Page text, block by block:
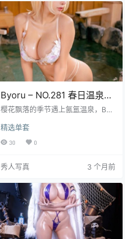
下的反光 高清图集里捕捉到了太多
要命的瞬间 比如她咬着嘴唇解开丝
绒颈环的慢动作 或者抬腿时吊带袜
蕾丝边陷入大腿软肉的细节 二十多
段视频更是…
Byoru – NO.281 春日温泉
[48P13V-2.85GB]
樱花飘落的季节遇上氤氲温泉，Byo
象一下雾气缭绕的木质浴槽，水珠
沿着她瓷白的肌肤滑落，黑发湿漉
48张高清写真里她裹着半透的浴
极具故事感；13段动态视频更绝，
你能听见温泉水声混着她轻笑，蒸
汽把睫毛染成湿漉漉的鸦羽。 Byor
u的Cosplay天赋在温泉场景里彻…
精选单套
30 0
秀人写真 3 个月前